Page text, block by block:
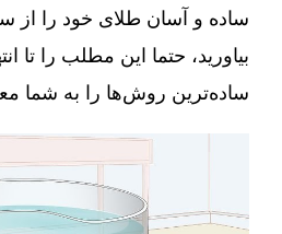
ساده و آسان طلای خود را از
بیاورید، حتما این مطلب را تا
ساده‌ترین روش‌ها را به شما